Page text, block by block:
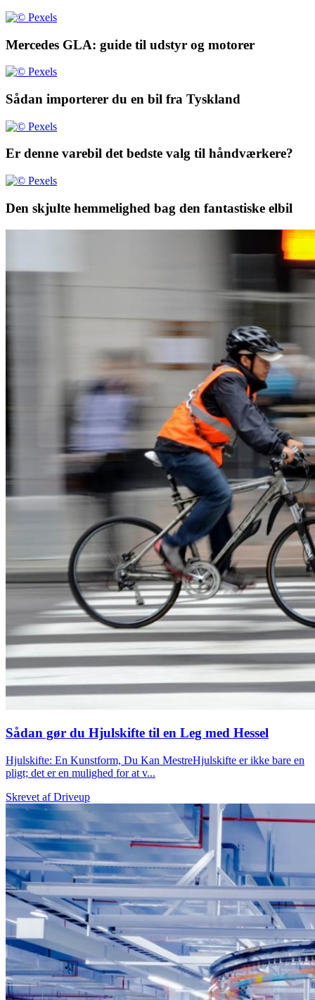
Mercedes GLA: guide til udstyr og motorer
Sådan importerer du en bil fra Tyskland
Er denne varebil det bedste valg til håndværkere?
Den skjulte hemmelighed bag den fantastiske elbil
Sådan gør du Hjulskifte til en Leg med Hessel
Hjulskifte: En Kunstform, Du Kan MestreHjulskifte er ikke bare en
pligt; det er en mulighed for at v...
Skrevet afDriveup